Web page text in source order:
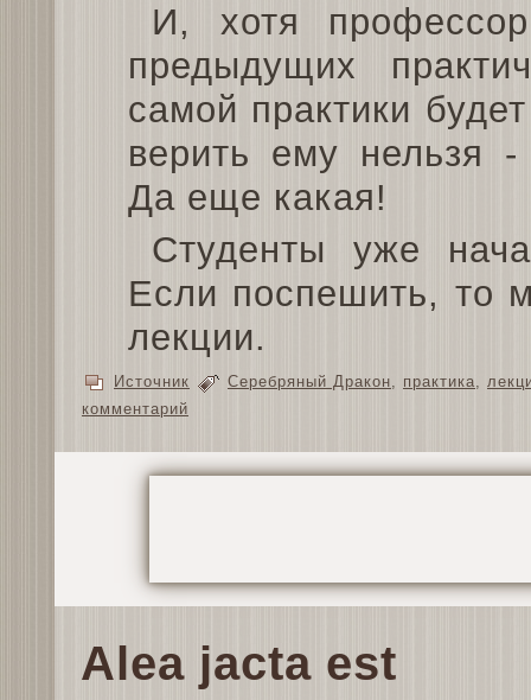
И, хотя
предыдущих
самой практики
верить ему нельзя -
Да еще какая!
Студенты уже
Если поспешить, то
лекции.
Источник Серебряный Дракон, практика,
комментарий
Alea jacta est